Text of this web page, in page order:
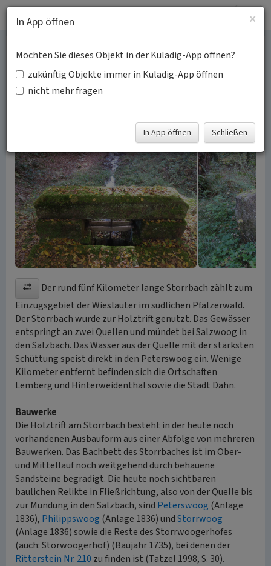
Holztrift am Storrbach
Schlagwörter:Oberflächengewässer
Der rund fünf Kilometer lange Storrbach zählt zum
Einzugsgebiet der Wieslauter im südlichen Pfälzerwald.
Der Storrbach wurde zur Holztrift genutzt. Das Gewässer
entspringt an zwei Quellen und mündet bei Salzwoog in
den Salzbach. Das Wasser aus der Quelle mit der stärksten
Schüttung speist direkt in den Peterswoog ein. Wenige
Kilometer entfernt befinden sich die Ortschaften
Lemberg und Hinterweidenthal sowie die Stadt Dahn.
Bauwerke
Die Holztrift am Storrbach besteht in der heute noch
vorhandenen Ausbauform aus einer Abfolge von mehreren
Bauwerken. Das Bachbett des Storrbaches ist im Ober-
und Mittellauf noch weitgehend durch behauene
Sandsteine begradigt. Die heute noch sichtbaren
baulichen Relikte in Fließrichtung, also von der Quelle bis
zur Mündung in den Salzbach, sind Peterswoog (Anlage
1836), Philippswoog (Anlage 1836) undStorrwoog
(Anlage 1836) sowie die Reste des Storrwoogerhofes
(auch: Storwoogerhof) (Baujahr 1735), bei denen der
Ritterstein Nr. 210 zu finden ist (Tatzel 1998, S. 30).
×
In App öffnen
Möchten Sie dieses Objekt in der Kuladig-App öffnen?
zukünftig Objekte immer in Kuladig-App öffnen
nicht mehr fragen
In App öffnen Schließen